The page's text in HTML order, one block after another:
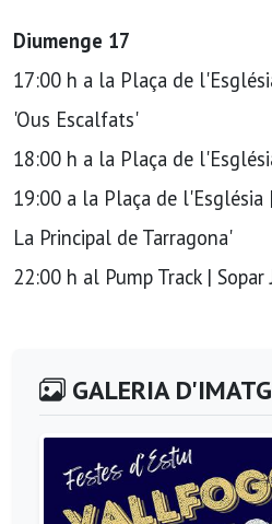
Diumenge 17
17:00 h a la Plaça de
'Ous Escalfats'
18:00 h a la Plaça de
19:00 a la Plaça de l'Església
La Principal de Tarragona'
22:00 h al Pump Track | Sopar
GALERIA